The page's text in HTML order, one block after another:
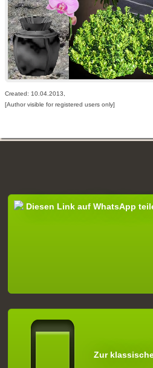
Created: 10.04.2013,
[Author visible for registered users only]
Diesen Link auf WhatsApp
Zur